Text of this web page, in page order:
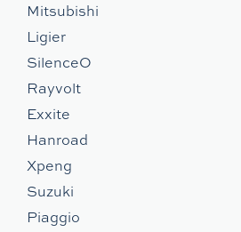
Mitsubishi
Ligier
SilenceO
Rayvolt
Exxite
Hanroad
Xpeng
Suzuki
Piaggio